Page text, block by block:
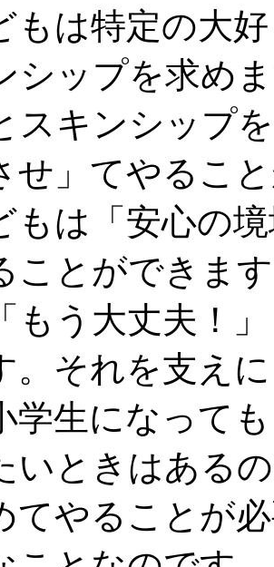
もは特定の大
シップを求め
スキンシップ
せ」てやるこ
もは「安心の
ことができま
もう大丈夫！
。それを支え
学生になって
いときはある
てやることが